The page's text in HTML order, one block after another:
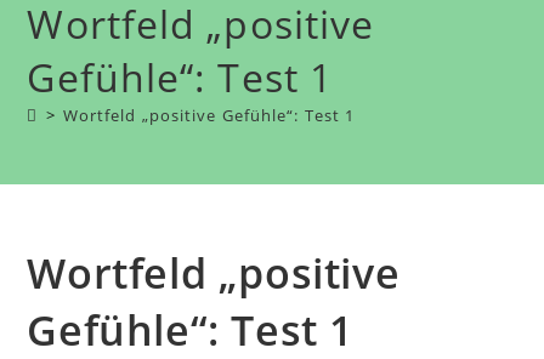
Wortfeld „positive
Gefühle“: Test 1
> Wortfeld „positive Gefühle“: Test 1
Wortfeld „positive
Gefühle“: Test 1